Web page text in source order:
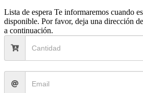
Lista de espera Te informaremos cuando
disponible. Por favor, deja una dirección
a continuación.